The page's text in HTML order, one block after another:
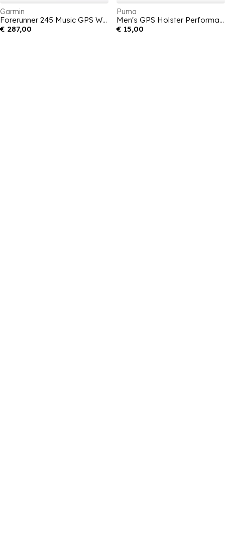
Garmin
Forerunner 245 Music GPS Watch
€ 287,00
Puma
Men's GPS Holster Performance Athlete Tracker
€ 15,00